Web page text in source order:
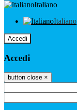
Italiano
Italiano
Accedi
Accedi
button close ×